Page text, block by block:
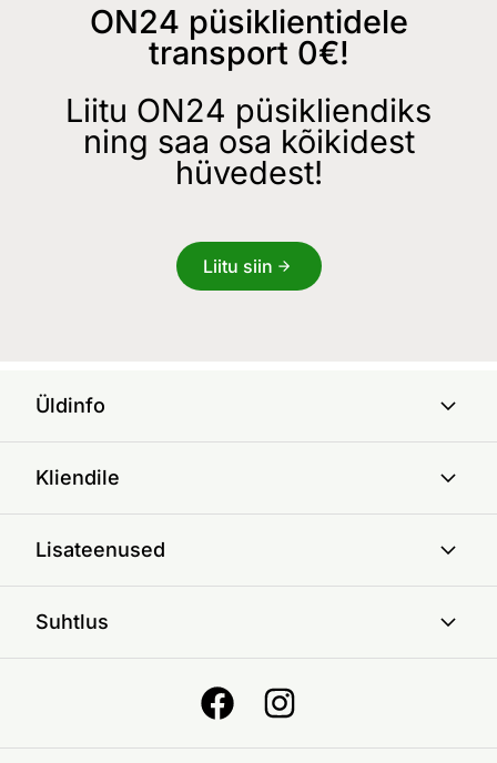
ON24 püsiklientidele
transport 0€!
Liitu ON24 püsikliendiks
ning saa osa kõikidest
hüvedest!
Liitu siin
Üldinfo
Kliendile
Lisateenused
Suhtlus